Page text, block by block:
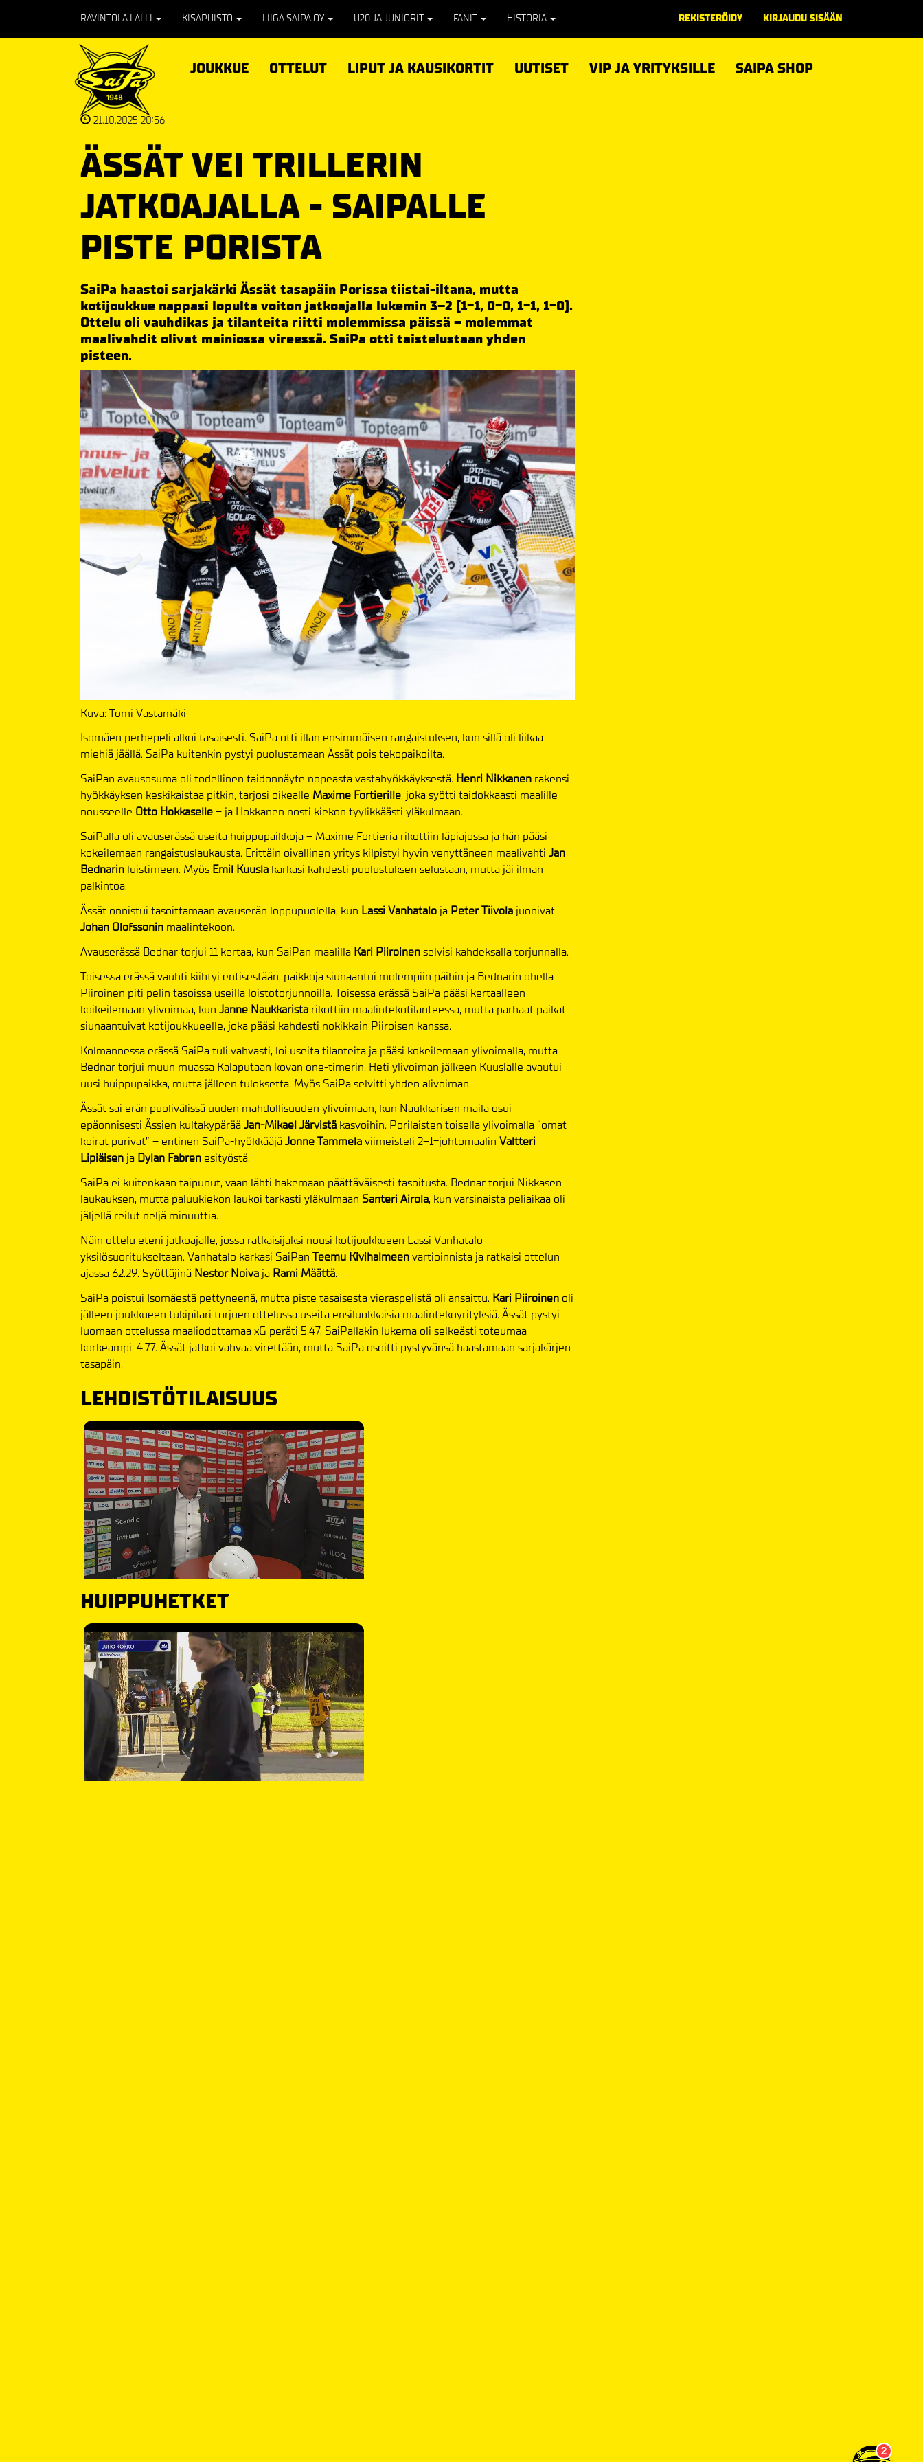
RAVINTOLA LALLI KISAPUISTO LIIGA SAIPA OY U20 JA JUNIORIT FANIT HISTORIA REKISTERÖIDY KIRJAUDU SISÄÄN
JOUKKUE OTTELUT LIPUT JA KAUSIKORTIT UUTISET VIP JA YRITYKSILLE SAIPA SHOP
21.10.2025 20:56
ÄSSÄT VEI TRILLERIN
JATKOAJALLA - SAIPALLE
PISTE PORISTA
SaiPa haastoi sarjakärki Ässät tasapäin Porissa tiistai-iltana, mutta
kotijoukkue nappasi lopulta voiton jatkoajalla lukemin 3–2 (1-1, 0-0, 1-1, 1-0).
Ottelu oli vauhdikas ja tilanteita riitti molemmissa päissä – molemmat
maalivahdit olivat mainiossa vireessä. SaiPa otti taistelustaan yhden
pisteen.
Kuva: Tomi Vastamäki
Isomäen perhepeli alkoi tasaisesti. SaiPa otti illan ensimmäisen rangaistuksen, kun sillä oli liikaa
miehiä jäällä. SaiPa kuitenkin pystyi puolustamaan Ässät pois tekopaikoilta.
SaiPan avausosuma oli todellinen taidonnäyte nopeasta vastahyökkäyksestä. Henri Nikkanen rakensi
hyökkäyksen keskikaistaa pitkin, tarjosi oikealle Maxime Fortierille, joka syötti taidokkaasti maalille
nousseelle Otto Hokkaselle– ja Hokkanen nosti kiekon tyylikkäästi yläkulmaan.
SaiPalla oli avauserässä useita huippupaikkoja – Maxime Fortieria rikottiin läpiajossa ja hän pääsi
kokeilemaan rangaistuslaukausta. Erittäin oivallinen yritys kilpistyi hyvin venyttäneen maalivahti Jan
Bednarin luistimeen. Myös Emil Kuusla karkasi kahdesti puolustuksen selustaan, mutta jäi ilman
palkintoa.
Ässät onnistui tasoittamaan avauserän loppupuolella, kun Lassi Vanhatalo ja Peter Tiivola juonivat
Johan Olofssonin maalintekoon.
Avauserässä Bednar torjui 11 kertaa, kun SaiPan maalilla Kari Piiroinenselvisi kahdeksalla torjunnalla.
Toisessa erässä vauhti kiihtyi entisestään, paikkoja siunaantui molempiin päihin ja Bednarin ohella
Piiroinen piti pelin tasoissa useilla loistotorjunnoilla. Toisessa erässä SaiPa pääsi kertaalleen
koikeilemaan ylivoimaa, kun Janne Naukkarista rikottiin maalintekotilanteessa, mutta parhaat paikat
siunaantuivat kotijoukkueelle, joka pääsi kahdesti nokikkain Piiroisen kanssa.
Kolmannessa erässä SaiPa tuli vahvasti, loi useita tilanteita ja pääsi kokeilemaan ylivoimalla, mutta
Bednar torjui muun muassa Kalaputaan kovan one-timerin. Heti ylivoiman jälkeen Kuuslalle avautui
uusi huippupaikka, mutta jälleen tuloksetta. Myös SaiPa selvitti yhden alivoiman.
Ässät sai erän puolivälissä uuden mahdollisuuden ylivoimaan, kun Naukkarisen maila osui
epäonnisesti Ässien kultakypärääJan-Mikael Järvistä kasvoihin. Porilaisten toisella ylivoimalla “omat
koirat purivat” – entinen SaiPa-hyökkääjäJonne Tammelaviimeisteli 2–1-johtomaalin Valtteri
Lipiäisen ja Dylan Fabren esityöstä.
SaiPa ei kuitenkaan taipunut, vaan lähti hakemaan päättäväisesti tasoitusta. Bednar torjui Nikkasen
laukauksen, mutta paluukiekon laukoi tarkasti yläkulmaan Santeri Airola, kun varsinaista peliaikaa oli
jäljellä reilut neljä minuuttia.
Näin ottelu eteni jatkoajalle, jossa ratkaisijaksi nousi kotijoukkueen Lassi Vanhatalo
yksilösuoritukseltaan. Vanhatalo karkasi SaiPan Teemu Kivihalmeenvartioinnista ja ratkaisi ottelun
ajassa 62.29. Syöttäjinä Nestor Noiva ja Rami Määttä.
SaiPa poistui Isomäestä pettyneenä, mutta piste tasaisesta vieraspelistä oli ansaittu. Kari Piiroinen oli
jälleen joukkueen tukipilari torjuen ottelussa useita ensiluokkaisia maalintekoyrityksiä. Ässät pystyi
luomaan ottelussa maaliodottamaa xG peräti 5.47, SaiPallakin lukema oli selkeästi toteumaa
korkeampi: 4.77. Ässät jatkoi vahvaa virettään, mutta SaiPa osoitti pystyvänsä haastamaan sarjakärjen
tasapäin.
LEHDISTÖTILAISUUS
HUIPPUHETKET